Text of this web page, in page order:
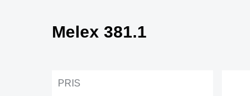
Melex 381.1
PRIS